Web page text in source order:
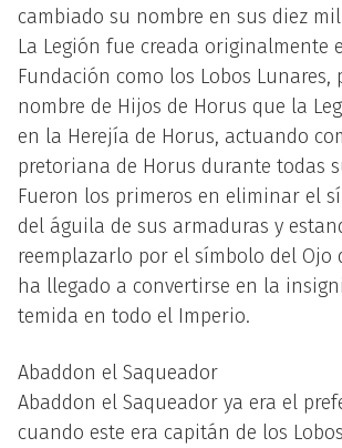
cambiado su nombre en sus diez
La Legión fue creada originalmente
Fundación como los Lobos Lunares,
nombre de Hijos de Horus que la
en la Herejía de Horus, actuando
pretoriana de Horus durante todas
Fueron los primeros en eliminar el
del águila de sus armaduras y
reemplazarlo por el símbolo del Ojo
ha llegado a convertirse en la
temida en todo el Imperio.
Abaddon el Saqueador
Abaddon el Saqueador ya era el
cuando este era capitán de los